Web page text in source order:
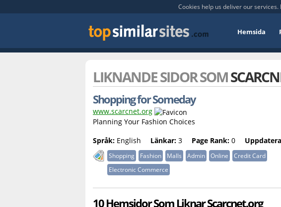
Cookies help us deliver our
Hemsida
LIKNANDE SIDOR SOM
Shopping for Someday
www.scarcnet.org
Planning Your Fashion Choices
Språk: English Länkar: 3 Page Rank: 0
Shopping Fashion Malls Admin Online
Credit Card
Electronic Commerce
10 Hemsidor Som Liknar Scarcnet.org